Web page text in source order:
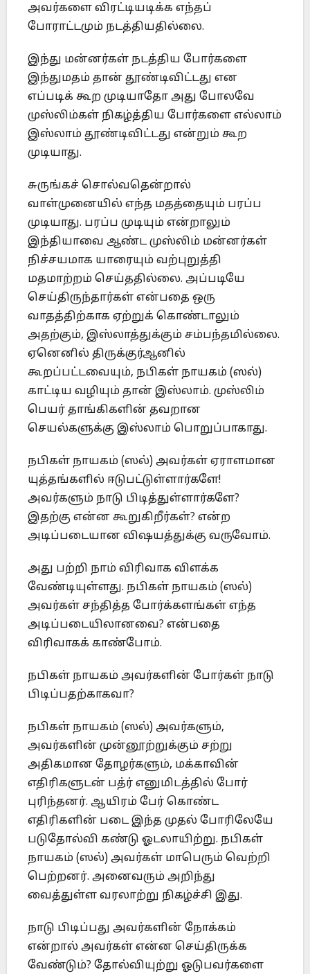
அவர்களை விரட்டியடிக்க எந்தப்
போராட்டமும் நடத்தியதில்லை.
இந்து மன்னர்கள் நடத்திய போர்களை
இந்துமதம் தான் தூண்டிவிட்டது என
எப்படிக் கூற முடியாதோ அது போலவே
முஸ்லிம்கள் நிகழ்த்திய போர்களை எல்லாம்
இஸ்லாம் தூண்டிவிட்டது என்றும் கூற
முடியாது.
சுருங்கச் சொல்வதென்றால்
வாள்முனையில் எந்த மதத்தையும் பரப்ப
முடியாது. பரப்ப முடியும் என்றாலும்
இந்தியாவை ஆண்ட முஸ்லிம் மன்னர்கள்
நிச்சயமாக யாரையும் வற்புறுத்தி
மதமாற்றம் செய்ததில்லை. அப்படியே
செய்திருந்தார்கள் என்பதை ஒரு
வாதத்திற்காக ஏற்றுக் கொண்டாலும்
அதற்கும், இஸ்லாத்துக்கும் சம்பந்தமில்லை.
ஏனெனில் திருக்குர்ஆனில்
கூறப்பட்டவையும், நபிகள் நாயகம் (ஸல்)
காட்டிய வழியும் தான் இஸ்லாம். முஸ்லிம்
பெயர் தாங்கிகளின் தவறான
செயல்களுக்கு இஸ்லாம் பொறுப்பாகாது.
நபிகள் நாயகம் (ஸல்) அவர்கள் ஏராளமான
யுத்தங்களில் ஈடுபட்டுள்ளார்களே!
அவர்களும் நாடு பிடித்துள்ளார்களே?
இதற்கு என்ன கூறுகிறீர்கள்? என்ற
அடிப்படையான விஷயத்துக்கு வருவோம்.
அது பற்றி நாம் விரிவாக விளக்க
வேண்டியுள்ளது. நபிகள் நாயகம் (ஸல்)
அவர்கள் சந்தித்த போர்க்களங்கள் எந்த
அடிப்படையிலானவை? என்பதை
விரிவாகக் காண்போம்.
நபிகள் நாயகம் அவர்களின் போர்கள் நாடு
பிடிப்பதற்காகவா?
நபிகள் நாயகம் (ஸல்) அவர்களும்,
அவர்களின் முன்னூற்றுக்கும் சற்று
அதிகமான தோழர்களும், மக்காவின்
எதிரிகளுடன் பத்ர் எனுமிடத்தில் போர்
புரிந்தனர். ஆயிரம் பேர் கொண்ட
எதிரிகளின் படை இந்த முதல் போரிலேயே
படுதோல்வி கண்டு ஓடலாயிற்று. நபிகள்
நாயகம் (ஸல்) அவர்கள் மாபெரும் வெற்றி
பெற்றனர். அனைவரும் அறிந்து
வைத்துள்ள வரலாற்று நிகழ்ச்சி இது.
நாடு பிடிப்பது அவர்களின் நோக்கம்
என்றால் அவர்கள் என்ன செய்திருக்க
வேண்டும்? தோல்வியுற்று ஓடுபவர்களை